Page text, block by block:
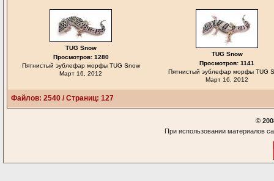
TUG Snow
Просмотров: 1280
Пятнистый эублефар морфы TUG Snow
Март 16, 2012
TUG Snow
Просмотров: 1141
Пятнистый эублефар морфы TUG
Март 16, 2012
Файлов: 2540 / Страниц: 127
©
При использовании материалов